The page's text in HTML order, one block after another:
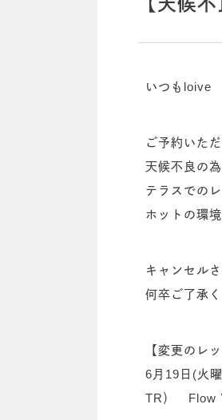
いつもloive
ご予約いた
天候不良の
テラスでの
ホットの環
キャンセル
何卒ご了承
【変更のレ
6月19日(火
TR） Flow